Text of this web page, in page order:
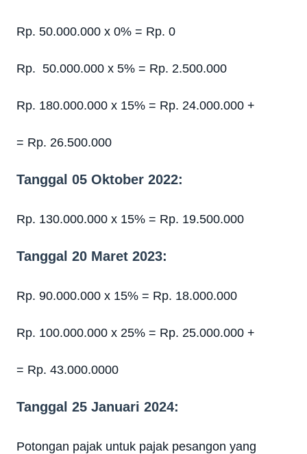
Rp. 50.000.000 x 0% = Rp. 0
Rp. 50.000.000 x 5% = Rp. 2.500.000
Rp. 180.000.000 x 15% = Rp. 24.000.000 +
= Rp. 26.500.000
Tanggal 05 Oktober 2022:
Rp. 130.000.000 x 15% = Rp. 19.500.000
Tanggal 20 Maret 2023:
Rp. 90.000.000 x 15% = Rp. 18.000.000
Rp. 100.000.000 x 25% = Rp. 25.000.000 +
= Rp. 43.000.0000
Tanggal 25 Januari 2024:
Potongan pajak untuk pajak pesangon yang